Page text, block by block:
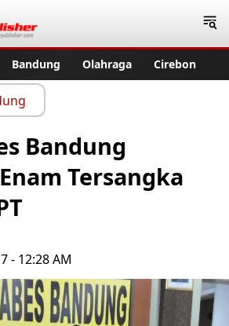
Bandung Olahraga Cirebon
Bandung
Tersangka
- 12:28 AM